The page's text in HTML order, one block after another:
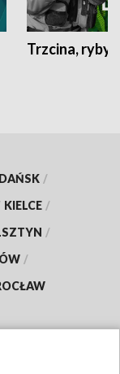
Trzcina, ryby
/
KIELCE /
/
/